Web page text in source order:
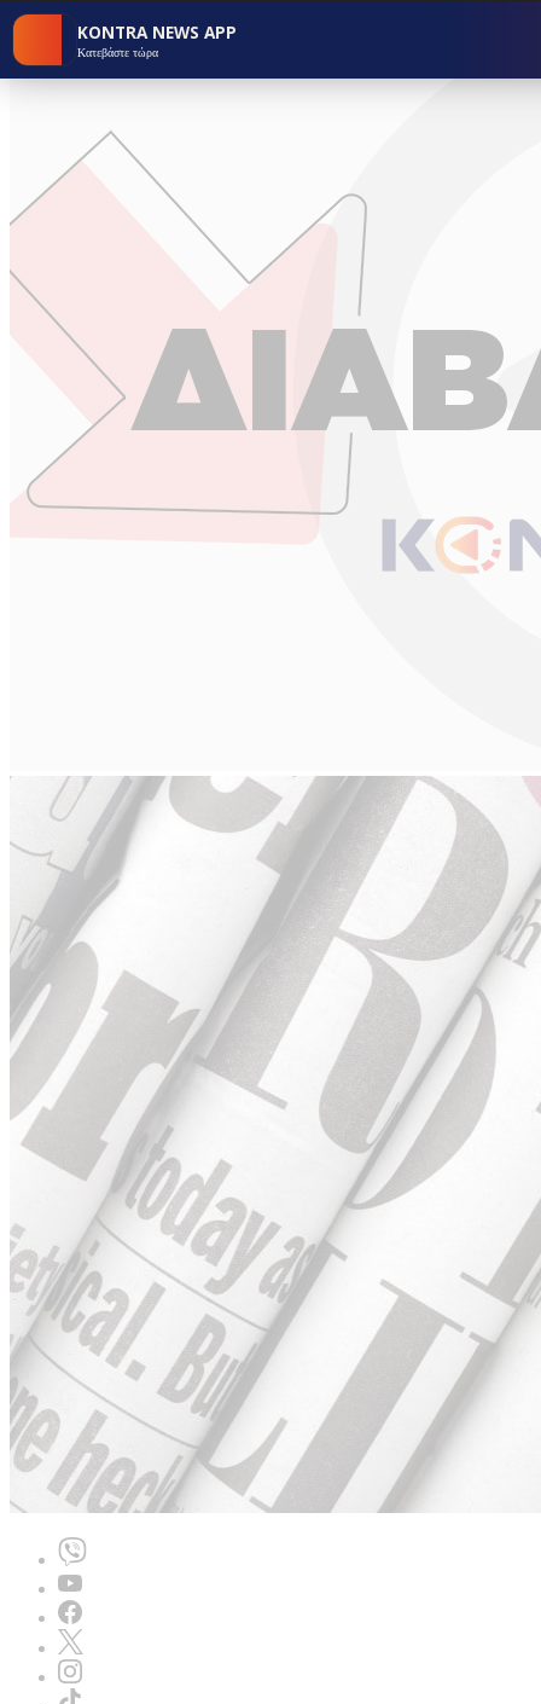
KONTRA NEWS APP
Κατεβάστε τώρα